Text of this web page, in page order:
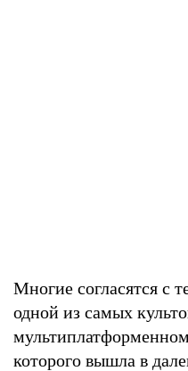
Многие согласятся с
одной из самых
которого вышла в